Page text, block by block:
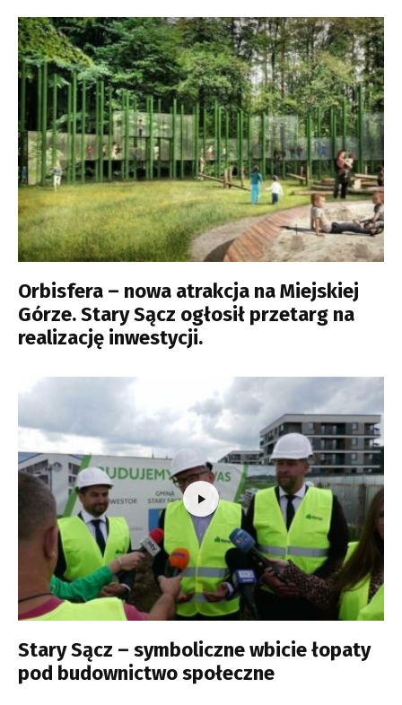
Orbisfera – nowa atrakcja na Miejskiej
Górze. Stary Sącz ogłosił przetarg na
realizację inwestycji.
Stary Sącz – symboliczne wbicie łopaty
pod budownictwo społeczne